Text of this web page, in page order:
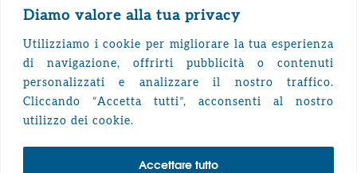
Diamo valore alla tua privacy
Utilizziamo i cookie per migliorare la tua esperienza
di navigazione, offrirti pubblicità o contenuti
personalizzati e analizzare il nostro traffico.
Cliccando “Accetta tutti”, acconsenti al nostro
utilizzo dei cookie.
Accettare tutto
Privacy Policy